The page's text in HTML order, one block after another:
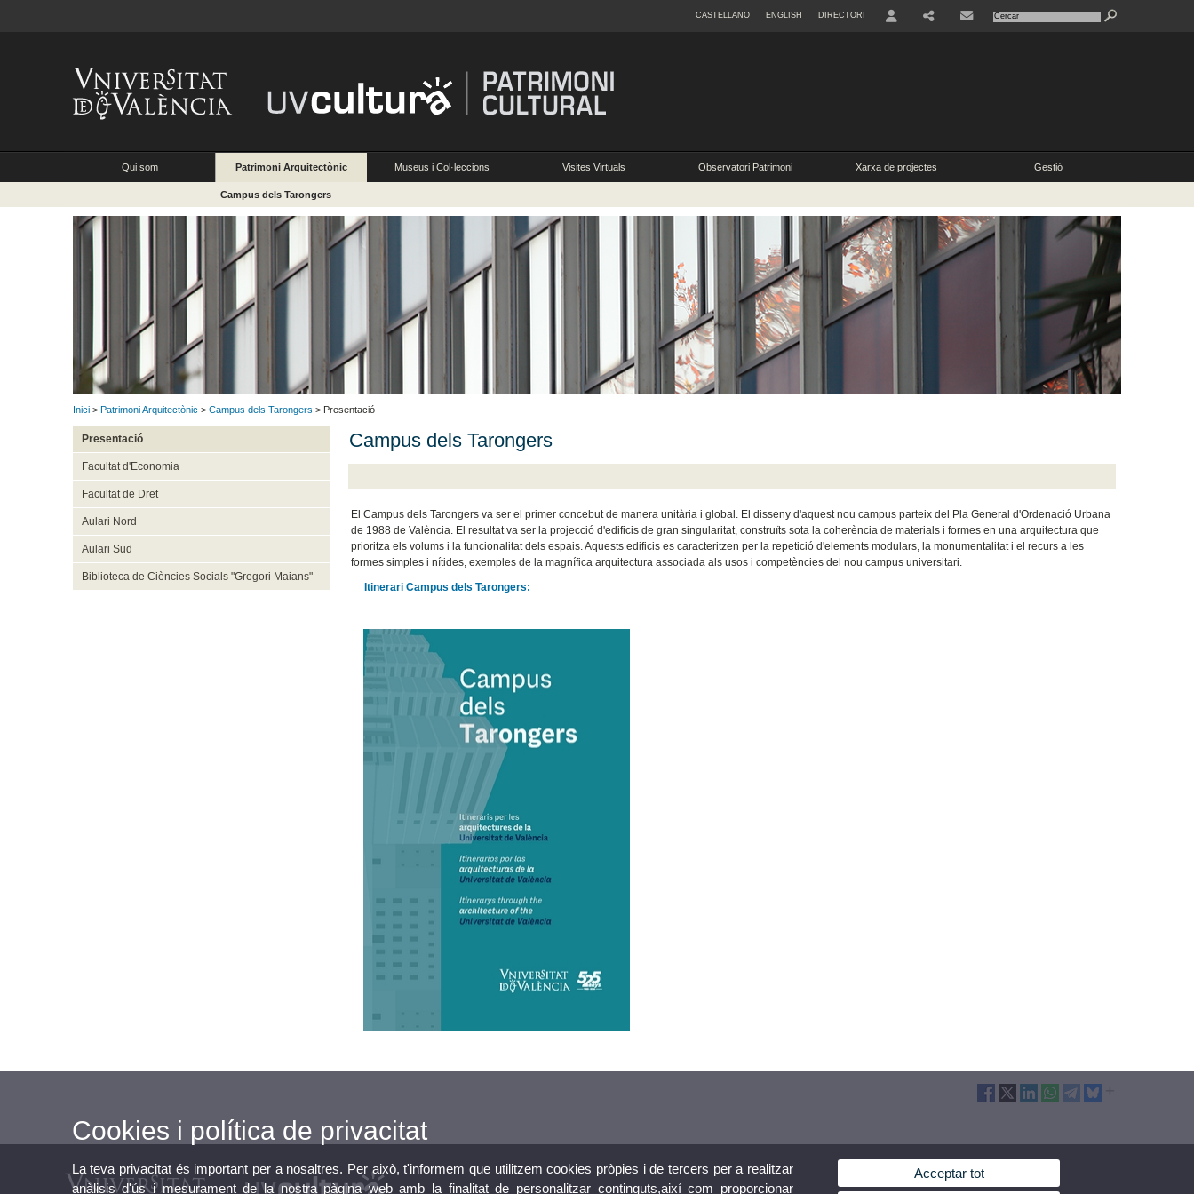
CASTELLANO ENGLISH DIRECTORI
Qui som Patrimoni Arquitectònic Museus i Col·leccions Visites Virtuals Observatori Patrimoni Xarxa de projectes Gestió
Campus dels Tarongers
Inici > Patrimoni Arquitectònic > Campus dels Tarongers > Presentació
Presentació
Facultat d'Economia
Facultat de Dret
Aulari Nord
Aulari Sud
Biblioteca de Ciències Socials "Gregori Maians"
Campus dels Tarongers
El Campus dels Tarongers va ser el primer concebut de manera unitària i global. El disseny d'aquest nou campus parteix del Pla General d'Ordenació Urbana
de 1988 de València. El resultat va ser la projecció d'edificis de gran singularitat, construïts sota la coherència de materials i formes en una arquitectura que
prioritza els volums i la funcionalitat dels espais. Aquests edificis es caracteritzen per la repetició d'elements modulars, la monumentalitat i el recurs a les
formes simples i nítides, exemples de la magnífica arquitectura associada als usos i competències del nou campus universitari
Itinerari Campus dels Tarongers:
Cookies i política de privacitat
La teva privacitat és important per a nosaltres. Per això, t'informem que utilitzem cookies pròpies i de tercers per a realitzar
anàlisis d'ús i mesurament de la nostra pàgina web amb la finalitat de personalitzar continguts,així com proporcionar
Acceptar tot